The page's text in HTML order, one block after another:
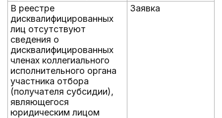
В реестре
дисквалифицированных
лиц отсутствуют
сведения о
дисквалифицированных
членах коллегиального
исполнительного органа
участника отбора
(получателя субсидии),
являющегося
юридическим лицом
Заявка